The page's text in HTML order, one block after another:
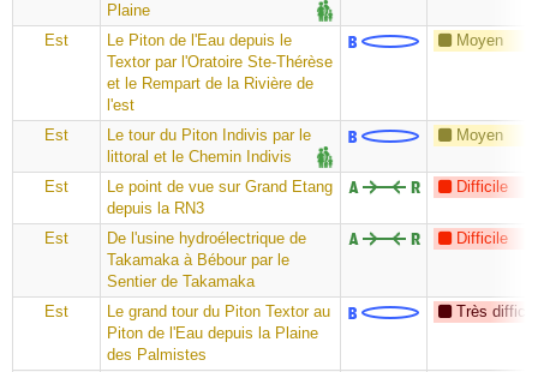
Plaine
Est
Le Piton de l'Eau depuis le
Textor par l'Oratoire Ste-Thérèse
et le Rempart de la Rivière de
l'est
Moyen
Est
Le tour du Piton Indivis par le
littoral et le Chemin Indivis
Moyen
Est
Le point de vue sur Grand Etang
depuis la RN3
Difficile
Est
De l'usine hydroélectrique de
Takamaka à Bébour par le
Sentier de Takamaka
Difficile
Est
Le grand tour du Piton Textor au
Piton de l'Eau depuis la Plaine
des Palmistes
Très